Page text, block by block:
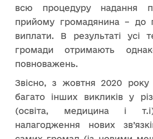
всю процедуру надання
прийому громадянина – до
виплати. В результаті усі
громади отримають
повноважень.
Звісно, з жовтня 2020
багато інших викликів у
(освіта, медицина і
налагодження нових